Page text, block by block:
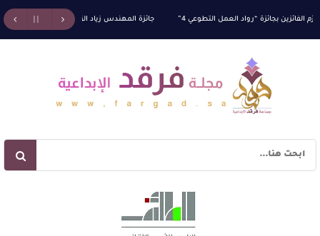
بجائزة “رواد العمل التطوعي 4” جائزة المهندس زياد الزهراني للتفوق العلمي تكرّم
آليات البناء الاستهلالي في رواية : ( على كف رتويت ) للدكتورة زينب الخضيري